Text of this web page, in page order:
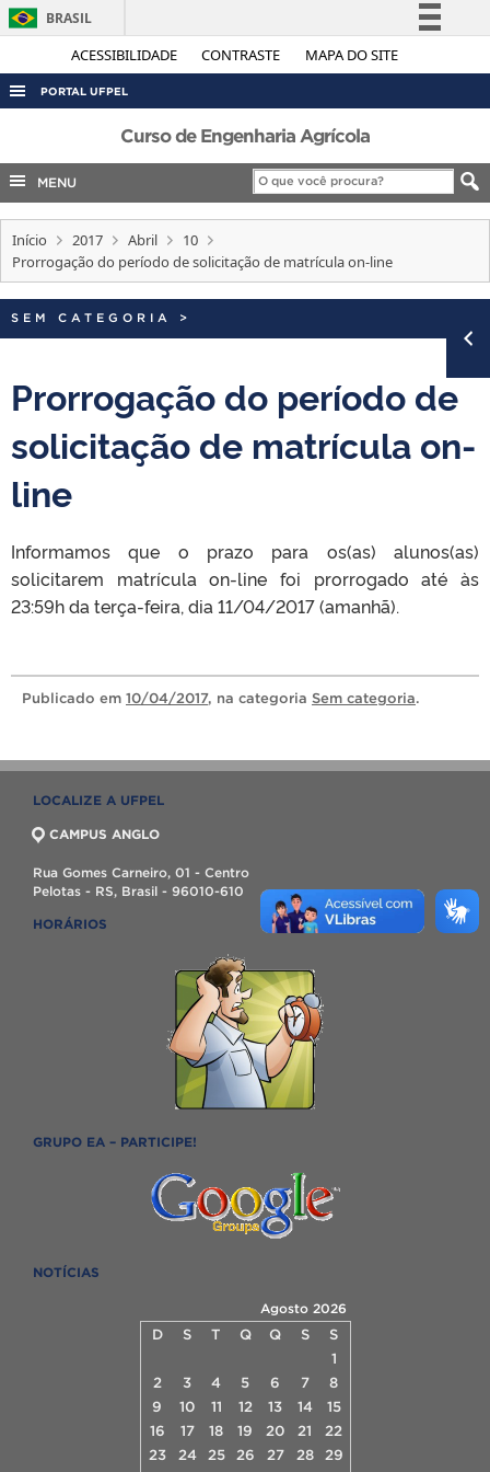
ACESSIBILIDADE CONTRASTE MAPA DO SITE
BRASIL
Simplifique!
Acesso à informação
Legislação
Canais
PORTAL UFPEL
ACESSO À INFORMAÇÃO
AUDITORIA
COBALTO
CONCURSOS
INTERNACIONAL
Curso de Engenharia Agrícola
MENU
Início 2017 Abril
10
Prorrogação do período de solicitação de matrícula on-line
SEM CATEGORIA >
Prorrogação do período de
solicitação de matrícula on-
line
Informamos que o prazo para os(as) alunos(as)
solicitarem matrícula on-line foi prorrogado até às
23:59h da terça-feira, dia 11/04/2017 (amanhã).
Publicado em 10/04/2017, na categoria Sem categoria.
LOCALIZE A UFPEL
CAMPUS ANGLO
Rua Gomes Carneiro, 01 - Centro
Pelotas - RS, Brasil - 96010-610
HORÁRIOS
GRUPO EA – PARTICIPE!
NOTÍCIAS
Agosto 2026
D S T Q Q S
S
1
2
3 4 5 6 7
8
9
10 11 12 13 14
15
16
17 18 19 20 21
22
23
24 25 26 27 28
29